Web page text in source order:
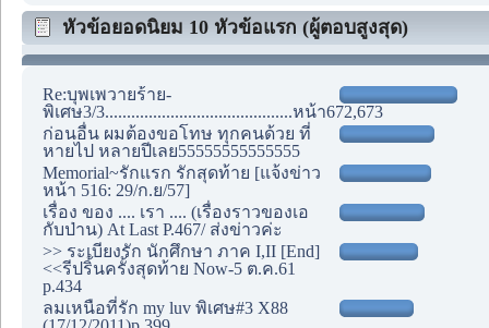
หัวข้อยอดนิยม 10 หัวข้อแรก (ผู้ตอบสูงสุด)
Re:บุพเพวายร้าย-
พิเศษ3/3...........................................หน้า672,673
ก่อนอื่น ผมต้องขอโทษ ทุกคนด้วย ที่
หายไป หลายปีเลย55555555555555
Memorial~รักแรก รักสุดท้าย [แจ้งข่าว
หน้า 516: 29/ก.ย/57]
เรื่อง ของ .... เรา .... (เรื่องราวของเอ
กับป่าน) At Last P.467/ ส่งข่าวค่ะ
>> ระเบียงรัก นักศึกษา ภาค I,II [End]
<<รีปริ้นครั้งสุดท้าย Now-5 ต.ค.61
p.434
ลมเหนือที่รัก my luv พิเศษ#3 X88